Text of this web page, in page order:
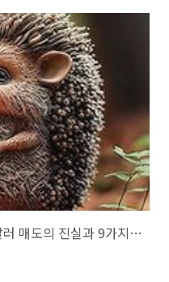
[DeepSeek AI 충격 분석] 1조 달러 매도의 진실과 9가지 핵심 인사이트